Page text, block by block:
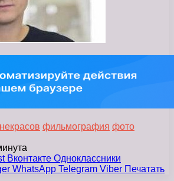
некрасов фильмография фото
Вконтакте Одноклассники
WhatsApp Telegram Viber Печатать